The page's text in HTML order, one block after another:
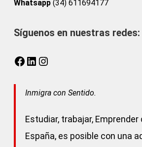
Whatsapp (34) 611694177
Síguenos en nuestras redes:
Facebook
LinkedIn
Inmigra con Sentido.
Estudiar, trabajar, Emprender
España, es posible con una